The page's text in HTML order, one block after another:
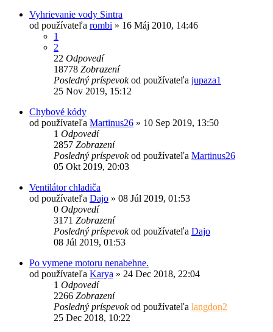
Vyhrievanie vody Sintra
od používateľa rombi » 16 Máj 2010, 14:46
1
2
22 Odpovedí
18778 Zobrazení
Posledný príspevokod používateľa jupaza1
25 Nov 2019, 15:12
Chybové kódy
od používateľa Martinus26 » 10 Sep 2019, 13:50
1 Odpovedí
2857 Zobrazení
Posledný príspevokod používateľa Martinus26
05 Okt 2019, 20:03
Ventilátor chladiča
od používateľa Dajo » 08 Júl 2019, 01:53
0 Odpovedí
3171 Zobrazení
Posledný príspevokod používateľa Dajo
08 Júl 2019, 01:53
Po vymene motoru nenabehne.
od používateľa Karya » 24 Dec 2018, 22:04
1 Odpovedí
2266 Zobrazení
Posledný príspevokod používateľa langdon2
25 Dec 2018, 10:22